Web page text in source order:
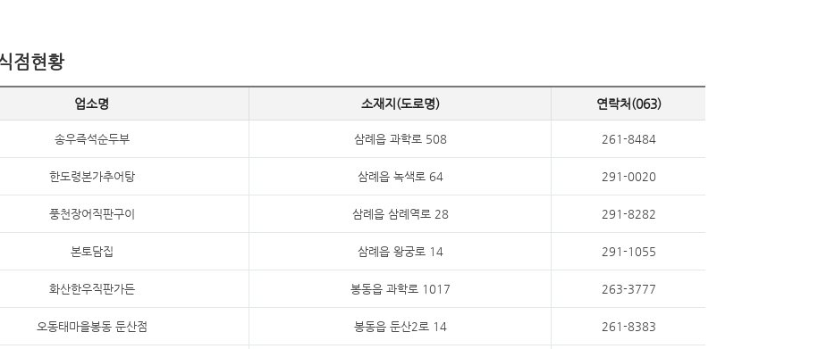
점현황
업소명 소재지(도로명) 연락처(063)
송우즉석순두부 삼례읍 과학로 508 261-8484
한도령본가추어탕 삼례읍 녹색로 64 291-0020
풍천장어직판구이 삼례읍 삼례역로 28 291-8282
본토담집 삼례읍 왕궁로 14 291-1055
화산한우직판가든 봉동읍 과학로 1017 263-3777
오동태마을봉동 둔산점 봉동읍 둔산2로 14 261-8383